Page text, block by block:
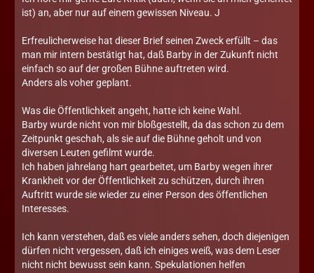
ist) an, aber nur auf einem gewissen Niveau. J
Erfreulicherweise hat dieser Brief seinen Zweck erfüllt – das
man mir intern bestätigt hat, daß Barby in der Zukunft nicht
einfach so auf der großen Bühne auftreten wird.
Anders als voher geplant.
Was die Öffentlichkeit angeht, hatte ich keine Wahl.
Barby wurde nicht von mir bloßgestellt, da das schon zu dem
Zeitpunkt geschah, als sie auf die Bühne geholt und von
diversen Leuten gefilmt wurde.
Ich haben jahrelang hart gearbeitet, um Barby wegen ihrer
Krankheit vor der Öffentlichkeit zu schützen, durch ihren
Auftritt wurde sie wieder zu einer Person des öffentlichen
Interesses.
Ich kann verstehen, daß es viele anders sehen, doch diejenigen
dürfen nicht vergessen, daß ich einiges weiß, was dem Leser
nicht nicht bewusst sein kann. Spekulationen helfen